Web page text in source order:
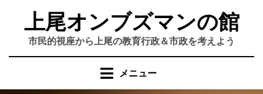
上尾オンブズマンの館
市民的視座から上尾の教育行政＆市政を考えよう
メニュー